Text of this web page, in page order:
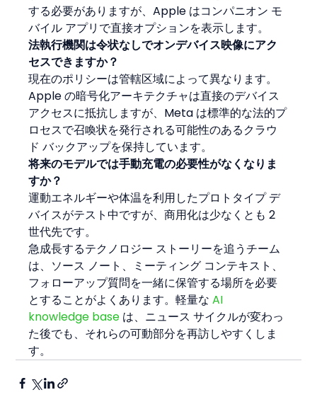
する必要がありますが、Apple はコンパニオン モ
バイル アプリで直接オプションを表示します。
法執行機関は令状なしでオンデバイス映像にアク
セスできますか？
現在のポリシーは管轄区域によって異なります。
Apple の暗号化アーキテクチャは直接のデバイス
アクセスに抵抗しますが、Meta は標準的な法的プ
ロセスで召喚状を発行される可能性のあるクラウ
ド バックアップを保持しています。
将来のモデルでは手動充電の必要性がなくなりま
すか？
運動エネルギーや体温を利用したプロトタイプ デ
バイスがテスト中ですが、商用化は少なくとも 2
世代先です。
急成長するテクノロジー ストーリーを追うチーム
は、ソース ノート、ミーティング コンテキスト、
フォローアップ質問を一緒に保管する場所を必要
とすることがよくあります。軽量な AI
knowledge base は、ニュース サイクルが変わっ
た後でも、それらの可動部分を再訪しやすくしま
す。